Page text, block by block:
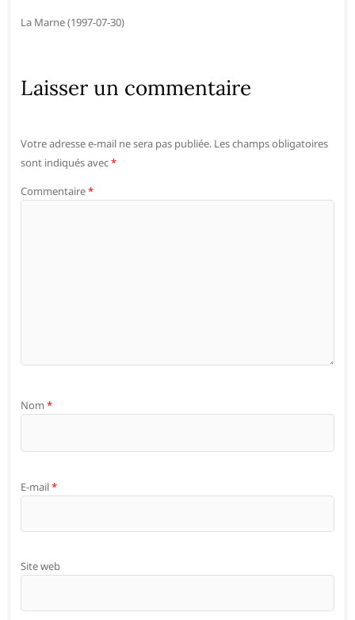
La Marne (1997-07-30)
Laisser un commentaire
Votre adresse e-mail ne sera pas publiée. Les champs obligatoires
sont indiqués avec*
Commentaire*
Nom*
E-mail*
Site web